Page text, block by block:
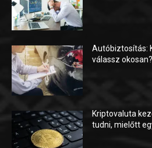
Autóbiztosítás:
válassz okosan?
Kriptovaluta
tudni, mielőtt